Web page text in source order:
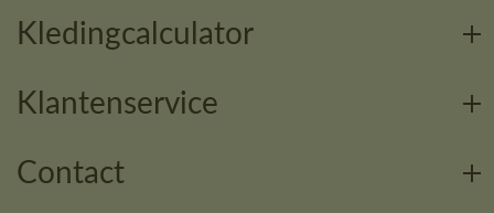
Kledingcalculator
Klantenservice
Contact